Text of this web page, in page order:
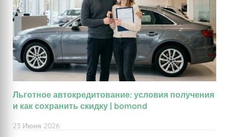
Льготное автокредитование: условия получения
и как сохранить скидку | bomond
23 Июня 2026